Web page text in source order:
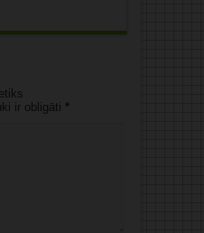
ir obligāti *